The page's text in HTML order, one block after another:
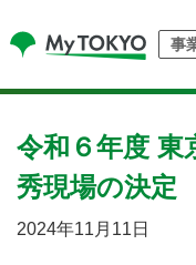
事
令和６年度 東
秀現場の決定
2024年11月11日